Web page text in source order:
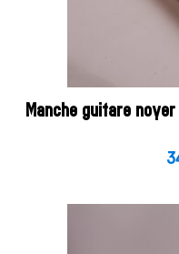
Manche guitare